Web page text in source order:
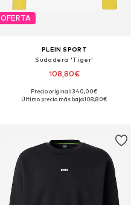
OFERTA
PLEIN SPORT
Sudadera 'Tiger'
108,80€
Tallas disponibles: M, L, XL
Precio original: 340,00€
Último precio más bajo:108,80€